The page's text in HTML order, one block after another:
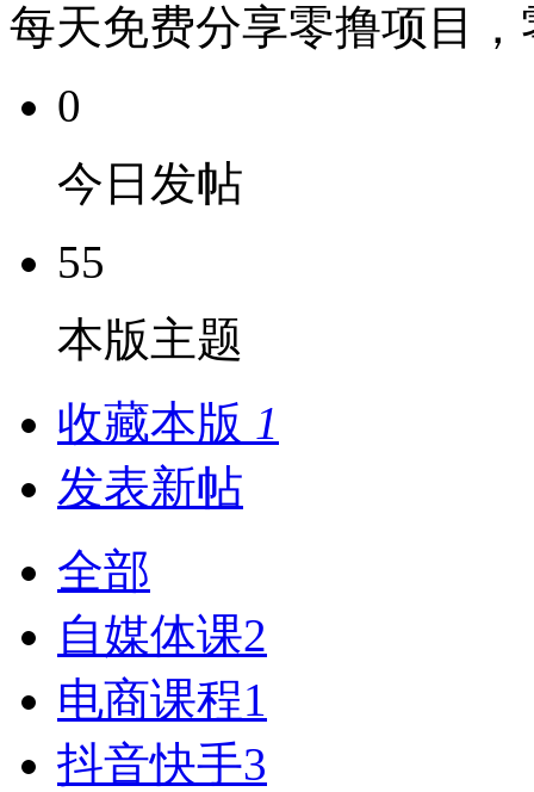
每天免费分享零撸项目
0
今日发帖
55
本版主题
收藏本版 1
发表新帖
全部
自媒体课2
电商课程1
抖音快手3